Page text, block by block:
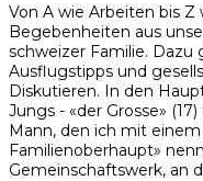
Von A wie Arbeiten bis Z
Begebenheiten aus
schweizer Familie. Dazu
Ausflugstipps und
Diskutieren. In den
Jungs - «der Grosse»
Mann, den ich mit
Familienoberhaupt»
Gemeinschaftswerk, an